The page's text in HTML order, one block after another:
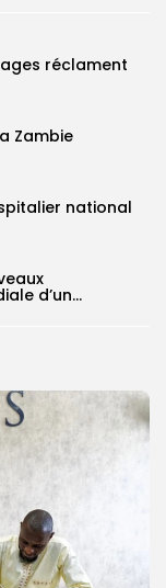
réclament
Zambie
national
d’un...